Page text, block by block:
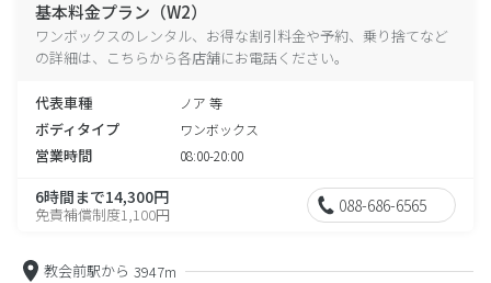
基本料金プラン（W2）
ワンボックスのレンタル、お得な割引料金や予約、乗り捨てなど
の詳細は、こちらから各店舗にお電話ください。
代表車種 ノア 等
ボディタイプ ワンボックス
営業時間 08:00-20:00
6時間まで14,300円
免責補償制度1,100円 088-686-6565
教会前駅から 3947m